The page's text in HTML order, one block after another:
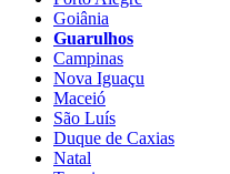
Goiânia
Guarulhos
Campinas
Nova Iguaçu
Maceió
São Luís
Duque de Caxias
Natal